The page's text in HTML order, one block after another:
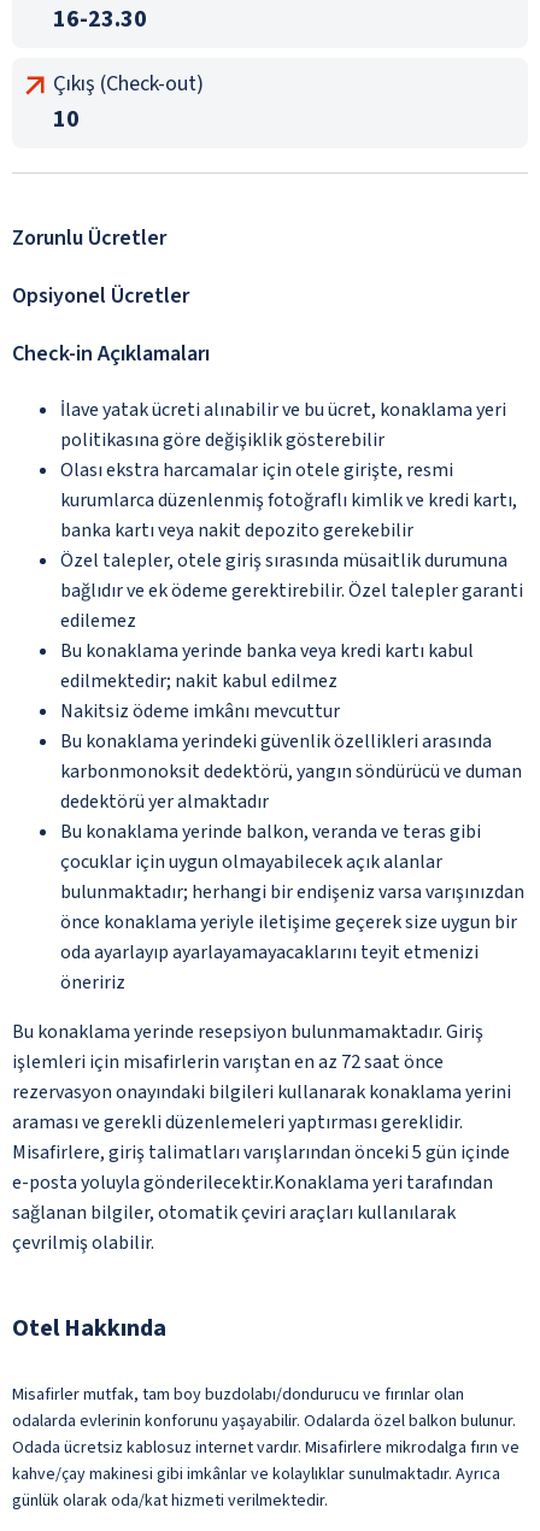
16-23.30
Çıkış (Check-out)
10
Zorunlu Ücretler
Opsiyonel Ücretler
Check-in Açıklamaları
İlave yatak ücreti alınabilir ve bu ücret, konaklama yeri
politikasına göre değişiklik gösterebilir
Olası ekstra harcamalar için otele girişte, resmi
kurumlarca düzenlenmiş fotoğraflı kimlik ve kredi kartı,
banka kartı veya nakit depozito gerekebilir
Özel talepler, otele giriş sırasında müsaitlik durumuna
bağlıdır ve ek ödeme gerektirebilir. Özel talepler garanti
edilemez
Bu konaklama yerinde banka veya kredi kartı kabul
edilmektedir; nakit kabul edilmez
Nakitsiz ödeme imkânı mevcuttur
Bu konaklama yerindeki güvenlik özellikleri arasında
karbonmonoksit dedektörü, yangın söndürücü ve duman
dedektörü yer almaktadır
Bu konaklama yerinde balkon, veranda ve teras gibi
çocuklar için uygun olmayabilecek açık alanlar
bulunmaktadır; herhangi bir endişeniz varsa varışınızdan
önce konaklama yeriyle iletişime geçerek size uygun bir
oda ayarlayıp ayarlayamayacaklarını teyit etmenizi
öneririz
Bu konaklama yerinde resepsiyon bulunmamaktadır. Giriş
işlemleri için misafirlerin varıştan en az 72 saat önce
rezervasyon onayındaki bilgileri kullanarak konaklama yerini
araması ve gerekli düzenlemeleri yaptırması gereklidir.
Misafirlere, giriş talimatları varışlarından önceki 5 gün içinde
e-posta yoluyla gönderilecektir.Konaklama yeri tarafından
sağlanan bilgiler, otomatik çeviri araçları kullanılarak
çevrilmiş olabilir.
Otel Hakkında
Misafirler mutfak, tam boy buzdolabı/dondurucu ve fırınlar olan
odalarda evlerinin konforunu yaşayabilir. Odalarda özel balkon bulunur.
Odada ücretsiz kablosuz internet vardır. Misafirlere mikrodalga fırın ve
kahve/çay makinesi gibi imkânlar ve kolaylıklar sunulmaktadır. Ayrıca
günlük olarak oda/kat hizmeti verilmektedir.